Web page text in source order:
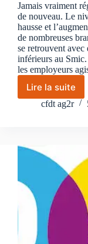
Jamais vraiment
de nouveau. Le
hausse et
de nombreuses
se retrouvent avec
inférieurs au
les employeurs
Lire la suite
La
hausse
débat
sur
l’évolution
des
salaires
cfdt ag2r